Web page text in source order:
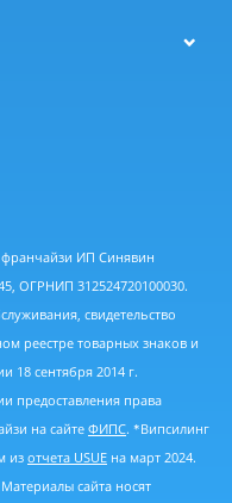
франчайзи ИП Синявин
ОГРНИП 312524720100030.
свидетельство
реестре товарных знаков и
18 сентября 2014 г.
предоставления права
на сайте ФИПС. *Випсилинг
изотчета USUE на март 2024.
сайта носят